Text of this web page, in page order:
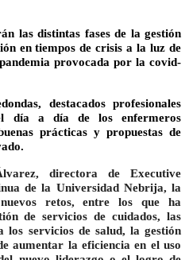
las distintas fases de la gestión
en tiempos de crisis a la luz de
provocada por la covid-
destacados profesionales
día a día de los enfermeros
prácticas y propuestas de
directora de Executive
de la Universidad Nebrija, la
retos, entre los que ha
de servicios de cuidados, las
los servicios de salud, la gestión
aumentar la eficiencia en el uso